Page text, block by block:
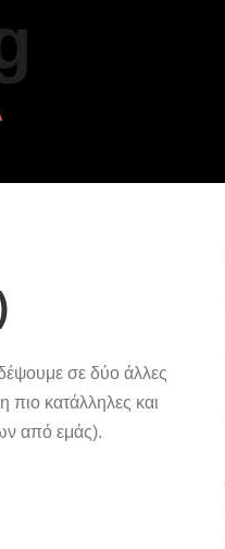
σε δύο άλλες
πιο κατάλληλες και
από εμάς).